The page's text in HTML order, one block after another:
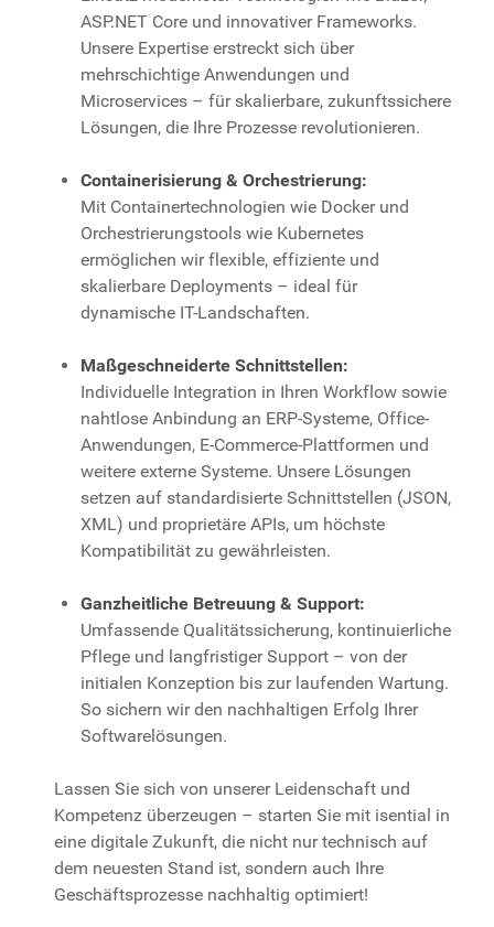
ASP.NET Core und innovativer Frameworks.
Unsere Expertise erstreckt sich über
mehrschichtige Anwendungen und
Microservices – für skalierbare, zukunftssichere
Lösungen, die Ihre Prozesse revolutionieren.
Containerisierung & Orchestrierung:
Mit Containertechnologien wie Docker und
Orchestrierungstools wie Kubernetes
ermöglichen wir flexible, effiziente und
skalierbare Deployments – ideal für
dynamische IT-Landschaften.
Maßgeschneiderte Schnittstellen:
Individuelle Integration in Ihren Workflow sowie
nahtlose Anbindung an ERP-Systeme, Office-
Anwendungen, E-Commerce-Plattformen und
weitere externe Systeme. Unsere Lösungen
setzen auf standardisierte Schnittstellen (JSON,
XML) und proprietäre APIs, um höchste
Kompatibilität zu gewährleisten.
Ganzheitliche Betreuung & Support:
Umfassende Qualitätssicherung, kontinuierliche
Pflege und langfristiger Support – von der
initialen Konzeption bis zur laufenden Wartung.
So sichern wir den nachhaltigen Erfolg Ihrer
Softwarelösungen.
Lassen Sie sich von unserer Leidenschaft und
Kompetenz überzeugen – starten Sie mit isential in
eine digitale Zukunft, die nicht nur technisch auf
dem neuesten Stand ist, sondern auch Ihre
Geschäftsprozesse nachhaltig optimiert!